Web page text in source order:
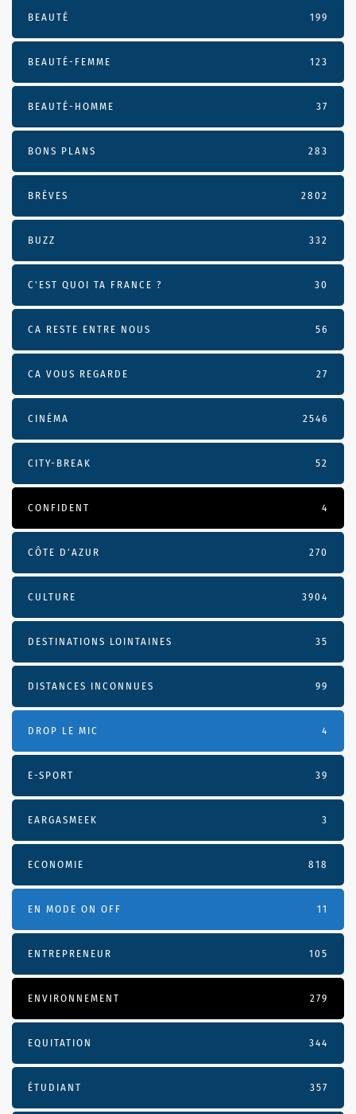
BEAUTÉ 199
BEAUTÉ-FEMME 123
BEAUTÉ-HOMME 37
BONS PLANS 283
BRÈVES 2802
BUZZ 332
C'EST QUOI TA FRANCE ? 30
CA RESTE ENTRE NOUS 56
CA VOUS REGARDE 27
CINÉMA 2546
CITY-BREAK 52
CONFIDENT 4
CÔTE D’AZUR 270
CULTURE 3904
DESTINATIONS LOINTAINES 35
DISTANCES INCONNUES 99
DROP LE MIC 4
E-SPORT 39
EARGASMEEK 3
ECONOMIE 818
EN MODE ON OFF 11
ENTREPRENEUR 105
ENVIRONNEMENT 279
EQUITATION 344
ÉTUDIANT 357